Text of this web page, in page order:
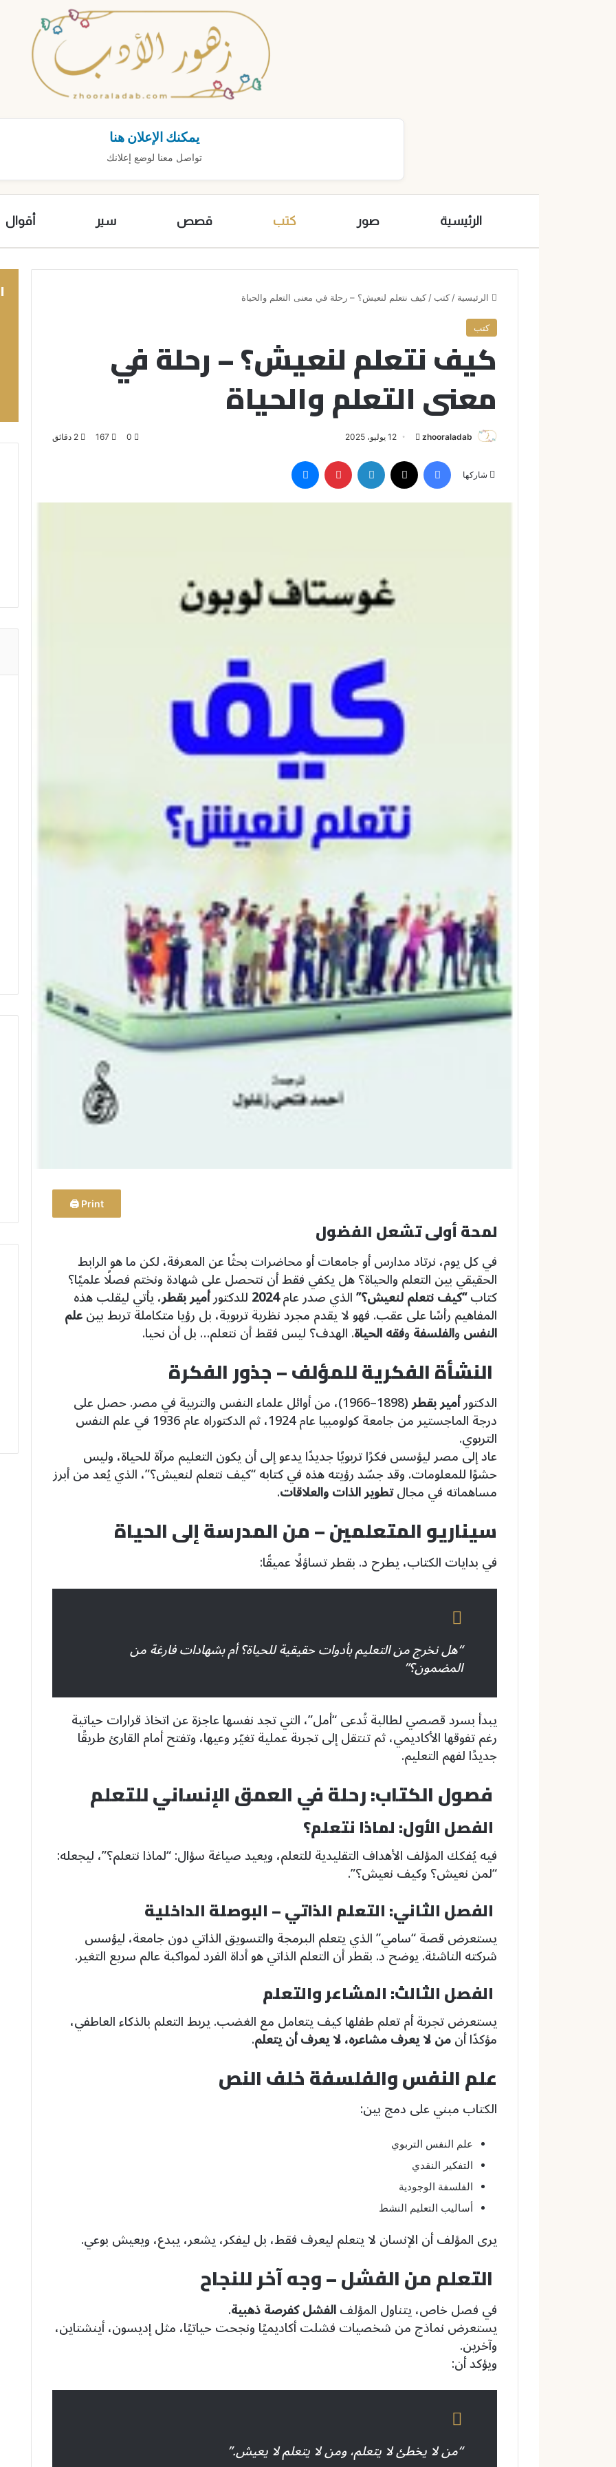
يمكنك الإعلان هنا
تواصل معنا لوضع إعلانك
الرئيسية صور كتب قصص سير أقوال
الرئيسية / كتب / كيف نتعلم لنعيش؟ – رحلة في معنى التعلم والحياة
كتب
كيف نتعلم لنعيش؟ – رحلة في
معنى التعلم والحياة
zhooraladab
س
ل
ب
12 يوليو، 2025 0
167
شاركها
Print 🖨
لمحة أولى تشعل الفضول
في كل يوم، نرتاد مدارس أو جامعات أو محاضرات بحثًا عن المعرفة، لكن ما هو الرابط
الحقيقي بين التعلم والحياة؟ هل يكفي فقط أن نتحصل على شهادة ونختم فصلًا علميًا؟
كتاب“كيف نتعلم لنعيش؟”الذي صدر عام2024للدكتورأمير بقطر، يأتي ليقلب هذه
المفاهيم رأسًا على عقب. فهو لا يقدم مجرد نظرية تربوية، بل رؤيا متكاملة تربط بينعلم
النفسوالفلسفةوفقه الحياة. الهدف؟ ليس فقط أن نتعلم… بل أن نحيا.
النشأة الفكرية للمؤلف – جذور الفكرة
الدكتورأمير بقطر (1898–1966)، من أوائل علماء النفس والتربية في مصر. حصل على
درجة الماجستير من جامعة كولومبيا عام 1924، ثم الدكتوراه عام 1936 في علم النفس
التربوي.
عاد إلى مصر ليؤسس فكرًا تربويًا جديدًا يدعو إلى أن يكون التعليم مرآة للحياة، وليس
حشوًا للمعلومات. وقد جسّد رؤيته هذه في كتابه “كيف نتعلم لنعيش؟”، الذي يُعد من أبرز
مساهماته في مجالتطوير الذات والعلاقات.
سيناريو المتعلمين – من المدرسة إلى الحياة
في بدايات الكتاب، يطرح د. بقطر تساؤلًا عميقًا:
“هل نخرج من التعليم بأدوات حقيقية للحياة؟ أم بشهادات فارغة من
المضمون؟”
يبدأ بسرد قصصي لطالبة تُدعى “أمل”، التي تجد نفسها عاجزة عن اتخاذ قرارات حياتية
رغم تفوقها الأكاديمي، ثم تنتقل إلى تجربة عملية تغيّر وعيها، وتفتح أمام القارئ طريقًا
جديدًا لفهم التعليم.
فصول الكتاب: رحلة في العمق الإنساني للتعلم
الفصل الأول: لماذا نتعلم؟
فيه يُفكك المؤلف الأهداف التقليدية للتعلم، ويعيد صياغة سؤال: “لماذا نتعلم؟”، ليجعله:
“لمن نعيش؟ وكيف نعيش؟”.
الفصل الثاني: التعلم الذاتي – البوصلة الداخلية
يستعرض قصة “سامي” الذي يتعلم البرمجة والتسويق الذاتي دون جامعة، ليؤسس
شركته الناشئة. يوضح د. بقطر أن التعلم الذاتي هو أداة الفرد لمواكبة عالم سريع التغير.
الفصل الثالث: المشاعر والتعلم
يستعرض تجربة أم تعلم طفلها كيف يتعامل مع الغضب. يربط التعلم بالذكاء العاطفي،
مؤكدًا أنمن لا يعرف مشاعره، لا يعرف أن يتعلم.
علم النفس والفلسفة خلف النص
الكتاب مبني على دمج بين:
علم النفس التربوي
التفكير النقدي
الفلسفة الوجودية
أساليب التعليم النشط
يرى المؤلف أن الإنسان لا يتعلم ليعرف فقط، بل ليفكر، يشعر، يبدع، ويعيش بوعي.
التعلم من الفشل – وجه آخر للنجاح
في فصل خاص، يتناول المؤلفالفشل كفرصة ذهبية.
يستعرض نماذج من شخصيات فشلت أكاديميًا ونجحت حياتيًا، مثل إديسون، أينشتاين،
وآخرين.
ويؤكد أن:
“من لا يخطئ لا يتعلم، ومن لا يتعلم لا يعيش.”